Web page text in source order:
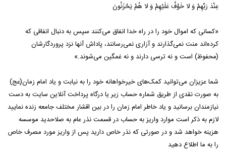
عِنْدَ رَبِّهِمْ وَ لا خَوْفٌ عَلَيْهِمْ وَ لا هُمْ يَحْزَنُونَ
«کسانی که اموال خود را در راه خدا انفاق می‌کنند سپس به دنبال انفاقی که
کرده‌اند منت نمی‌گذارند و آزاری نمی‌رسانند، پاداش آنها نزد پروردگارشان
(محفوظ) است و نه ترسی دارند و نه غمگین می‌شوند.»
شما عزیزان می‌توانید کمک‌های خیرخواهانه خود را به نیابت و یاد امام زمان(عج)
به صورت نقدی از طریق شماره حساب زیر یا درگاه پرداخت آنلاین سایت به دست
نیازمندان برسانید و یاد خاطر امام زمان را در بین اقشار مختلف جامعه زنده نمایید
لازم به ذکر است موارد واریز به حساب در قسمت نذر عام به صلاحدید موسسه
هزینه خواهد شد و در صورتی که نذر خاص دارید پس از واریز مورد مصرف خاص
را به ما اطلاع دهید